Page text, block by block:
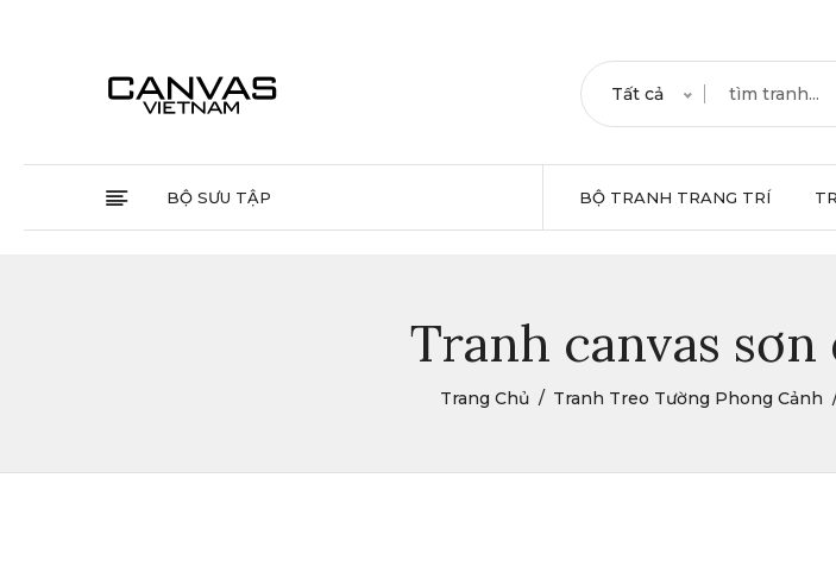
Tất cả
BỘ SƯU TẬP BỘ TRANH TRANG TRÍ
Tranh canvas
Trang Chủ Tranh Treo Tường Phong Cảnh